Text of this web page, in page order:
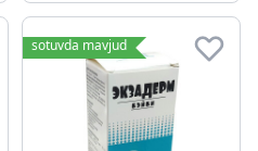
sotuvda mavjud